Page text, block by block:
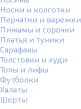
Носки и колготки
Перчатки и варежки
Пижамы и сорочки
Платья и туники
Сарафаны
Толстовки и худи
Топы и лифы
Футболки
Халаты
Шорты